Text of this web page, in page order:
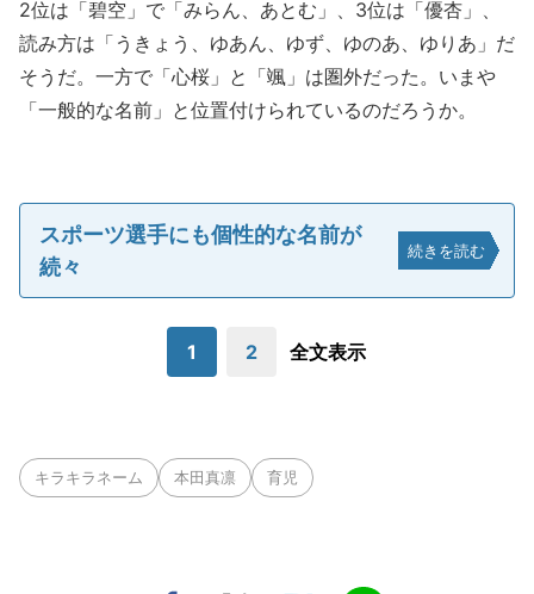
2位は「碧空」で「みらん、あとむ」、3位は「優杏」、
読み方は「うきょう、ゆあん、ゆず、ゆのあ、ゆりあ」だ
そうだ。一方で「心桜」と「颯」は圏外だった。いまや
「一般的な名前」と位置付けられているのだろうか。
スポーツ選手にも個性的な名前が
続々
続きを読む
1 2 全文表示
キラキラネーム 本田真凛 育児